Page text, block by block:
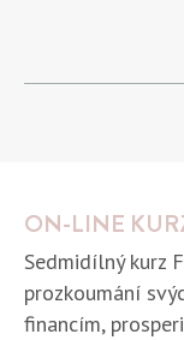
ON-LINE
Sedmidílný kurz
prozkoumání
financím,